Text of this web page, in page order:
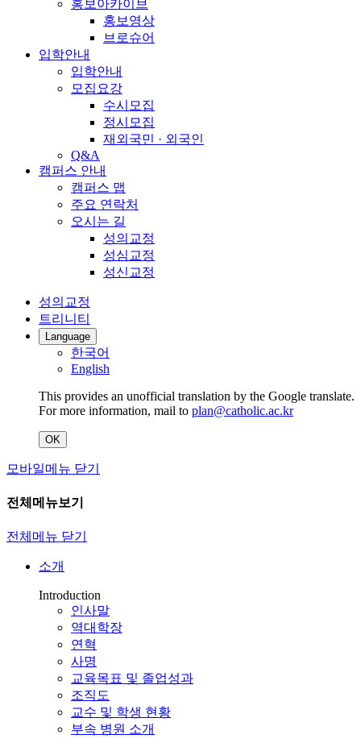
홍보아카이브
홍보영상
브로슈어
입학안내
입학안내
모집요강
수시모집
정시모집
재외국민 · 외국인
Q&A
캠퍼스 안내
캠퍼스 맵
주요 연락처
오시는 길
성의교정
성심교정
성신교정
성의교정
트리니티
Language
한국어
English
This provides an unofficial translation by the Google translate.
For more information, mail to plan@catholic.ac.kr
OK
모바일메뉴 닫기
전체메뉴보기
전체메뉴 닫기
소개
Introduction
인사말
역대학장
연혁
사명
교육목표 및 졸업성과
조직도
교수 및 학생 현황
부속 병원 소개